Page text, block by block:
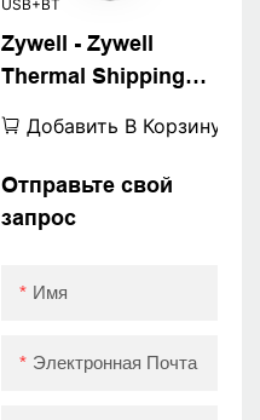
Septord
Zywell - Zywell
Thermal Shipping
ПРИНТЕР
BLUETOOOD
THERMAL PRINTER
Добавить В Корзину
Отправьте свой
запрос
Имя
Электронная Почта